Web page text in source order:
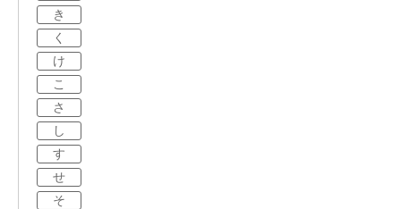
き
く
け
こ
さ
し
す
せ
そ